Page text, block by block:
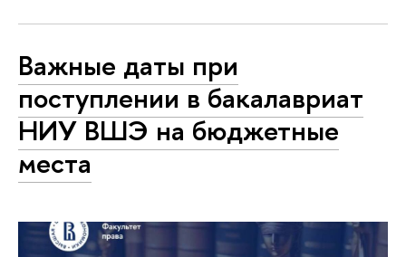
Важные даты при
поступлении в бакалавриат
НИУ ВШЭ на бюджетные
места